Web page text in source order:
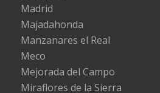
Madrid
Majadahonda
Manzanares el Real
Meco
Mejorada del Campo
Miraflores de la Sierra